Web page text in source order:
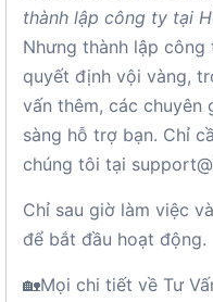
thành lập công ty tại
Nhưng thành lập
quyết định vội vàng,
vấn thêm, các chuyên
sàng hỗ trợ bạn. Chỉ
chúng tôi tại
Chỉ sau giờ làm việc
để bắt đầu hoạt động.
🏡Mọi chi tiết về Tư